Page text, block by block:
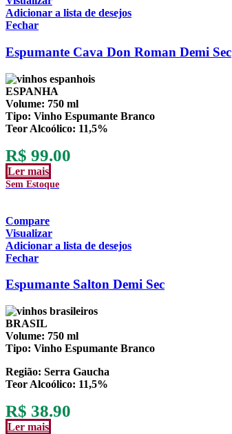
Adicionar a lista de desejos
Fechar
Espumante Cava Don Roman Demi Sec
ESPANHA
Volume: 750 ml
Tipo: Vinho Espumante Branco
Teor Alcoólico: 11,5%
R$ 99.00
Ler mais
Sem Estoque
Compare
Visualizar
Adicionar a lista de desejos
Fechar
Espumante Salton Demi Sec
BRASIL
Volume: 750 ml
Tipo: Vinho Espumante Branco
Região: Serra Gaucha
Teor Alcoólico: 11,5%
R$ 38.90
Ler mais